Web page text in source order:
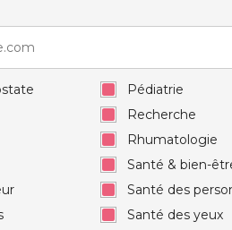
Pédiatrie
Recherche
Rhumatologie
Santé & bien-
Santé des
Santé des yeux